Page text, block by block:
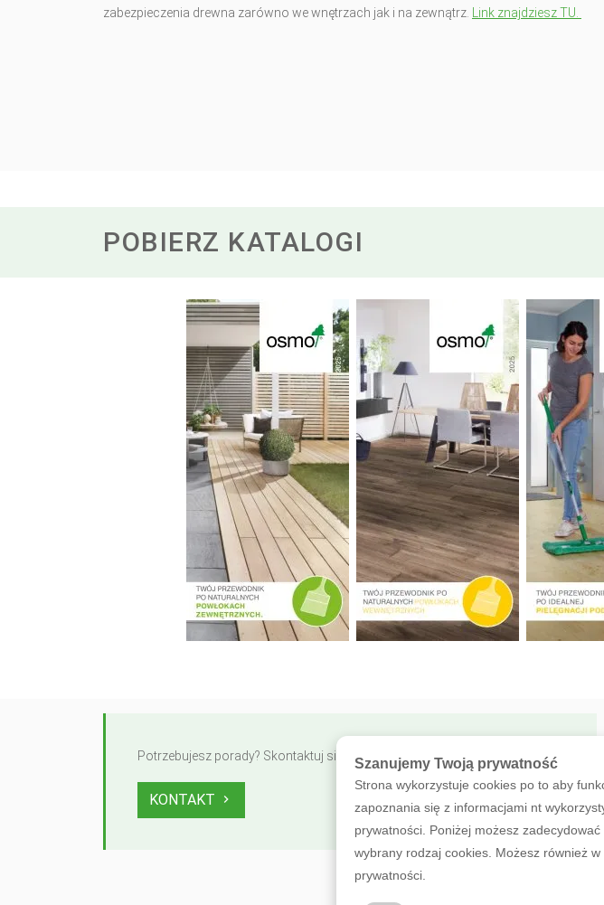
zabezpieczenia drewna zarówno we wnętrzach jak i na zewnątrz.
Link znajdziesz TU.
POBIERZ KATALOGI
Potrzebujesz porady? Skontaktuj się z nami
KONTAKT
Szanujemy Twoją prywatność
Strona wykorzystuje cookies po to aby
zapoznania się z informacjami nt
prywatności. Poniżej możesz
wybrany rodzaj cookies. Możesz również
prywatności.